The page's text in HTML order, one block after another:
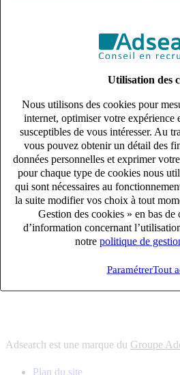
Utilisation des
Nous utilisons des cookies pour
internet, optimiser votre expérience
susceptibles de vous intéresser. Au
vous pouvez obtenir un détail des
données personnelles et exprimer
pour chaque type de cookies nous
qui sont nécessaires au
la suite modifier vos choix à tout
Gestion des cookies » en bas de
d’information concernant
notre politique de
ParamétrerTout
s'adapter à vos besoin en
10 univers
connaître votre secteur et ses
12 bureaux en France
proximité avec nos clients et nos
6 solutions
s'adapter à vos besoin en
10 univers
connaître votre secteur et ses
proximité avec nos clients et nos
Adsearch est une marque du Groupe
Plan du site